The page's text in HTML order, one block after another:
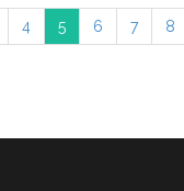
4 5 6 7 8